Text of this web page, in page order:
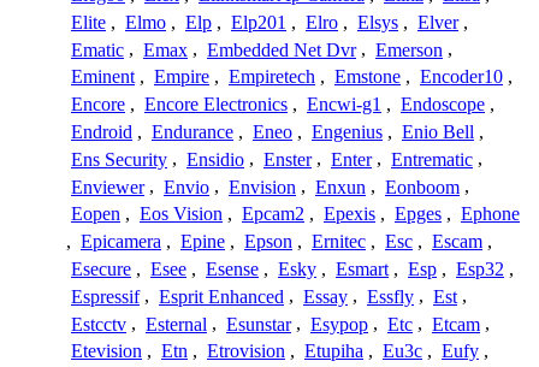
Elite , Elmo , Elp , Elp201 , Elro , Elsys , Elver ,
Ematic , Emax , Embedded Net Dvr , Emerson ,
Eminent , Empire , Empiretech , Emstone , Encoder10 ,
Encore , Encore Electronics , Encwi-g1 , Endoscope ,
Endroid , Endurance , Eneo , Engenius , Enio Bell ,
Ens Security , Ensidio , Enster , Enter , Entrematic ,
Enviewer , Envio , Envision , Enxun , Eonboom ,
Eopen , Eos Vision , Epcam2 , Epexis , Epges , Ephone
, Epicamera , Epine , Epson , Ernitec , Esc , Escam ,
Esecure , Esee , Esense , Esky , Esmart , Esp , Esp32 ,
Espressif , Esprit Enhanced , Essay , Essfly , Est ,
Estcctv , Esternal , Esunstar , Esypop , Etc , Etcam ,
Etevision , Etn , Etrovision , Etupiha , Eu3c , Eufy ,